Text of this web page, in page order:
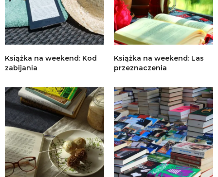
Książka na weekend: Kod
zabijania
Książka na weekend: Las
przeznaczenia